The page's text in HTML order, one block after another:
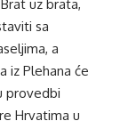
uz brata,
sa
a
iz Plehana će
provedbi
Hrvatima u